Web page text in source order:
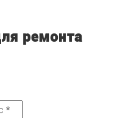
ремонта